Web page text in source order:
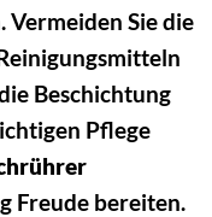
Sie die
Beschichtung
Pflege
Freude bereiten.